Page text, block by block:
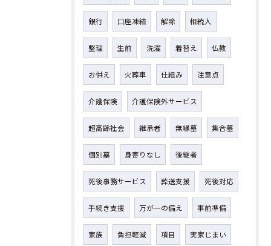
銀行 口座凍結 解除 相続人
整理 生前 洗濯 着替え 仏教
お供え 火葬車 仕組み 注意点
介護保険 介護保険外サービス
超高齢社会 継承者 無縁墓 集合墓
個別墓 身寄りなし 後継者
死後事務サービス 葬送支援 死後対応
手続き支援 万が一の備え 事前準備
家族 負担軽減 項目 実家じまい